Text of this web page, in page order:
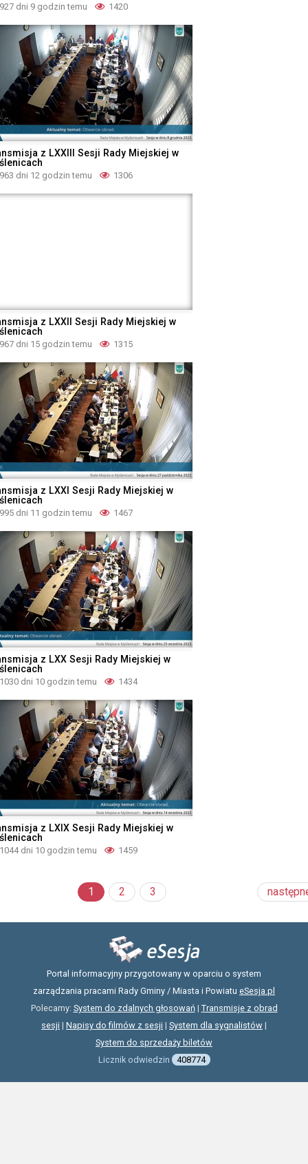
927 dni 9 godzin temu 1420
z LXXIII Sesji Rady Miejskiej w
963 dni 12 godzin temu 1306
z LXXII Sesji Rady Miejskiej w
967 dni 15 godzin temu 1315
z LXXI Sesji Rady Miejskiej w
995 dni 11 godzin temu 1467
z LXX Sesji Rady Miejskiej w
1030 dni 10 godzin temu 1434
z LXIX Sesji Rady Miejskiej w
1044 dni 10 godzin temu 1459
1 2 3
Portal informacyjny przygotowany w oparciu o system
zarządzania pracami Rady Gminy / Miasta i Powiatu eSesja.pl
Polecamy: System do zdalnych głosowań| Transmisje z obrad
sesji | Napisy do filmów z sesji | System dla sygnalistów |
System do sprzedaży biletów
Licznik odwiedzin
408774